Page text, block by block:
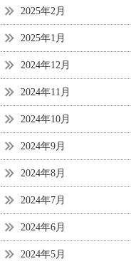
2025年2月
2025年1月
2024年12月
2024年11月
2024年10月
2024年9月
2024年8月
2024年7月
2024年6月
2024年5月